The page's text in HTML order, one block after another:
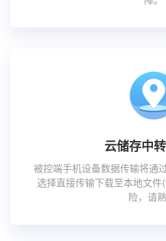
云储存中
被控端手机设备数据传输将通
选择直接传输下载至本地文件
险，请